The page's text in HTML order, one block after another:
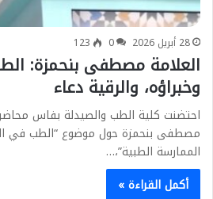
28 أبريل 2026 0
123
العلامة مصطفى بنحمزة:
وخبراؤه، والرقية دعاء
احتضنت كلية الطب والصيدلة بفاس
مصطفى بنحمزة حول موضوع “الطب في
الممارسة الطبية”،…
أكمل القراءة »